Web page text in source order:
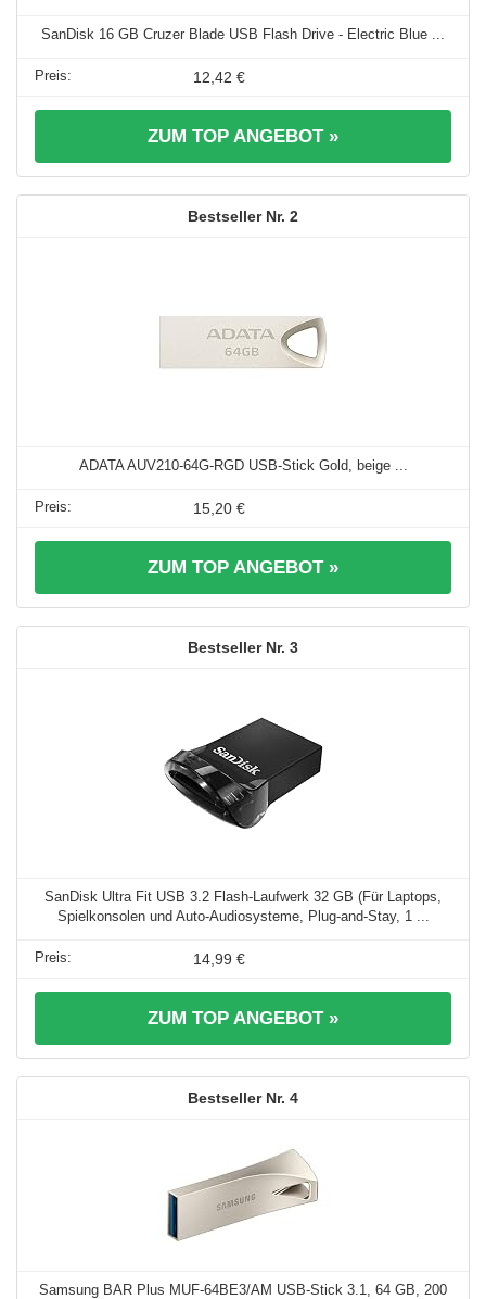
SanDisk 16 GB Cruzer Blade USB Flash Drive - Electric Blue ...
12,42 €
ZUM TOP ANGEBOT »
2
ADATA AUV210-64G-RGD USB-Stick Gold, beige ...
15,20 €
ZUM TOP ANGEBOT »
3
SanDisk Ultra Fit USB 3.2 Flash-Laufwerk 32 GB (Für Laptops,
Spielkonsolen und Auto-Audiosysteme, Plug-and-Stay, 1 ...
14,99 €
ZUM TOP ANGEBOT »
4
Samsung BAR Plus MUF-64BE3/AM USB-Stick 3.1, 64 GB, 200